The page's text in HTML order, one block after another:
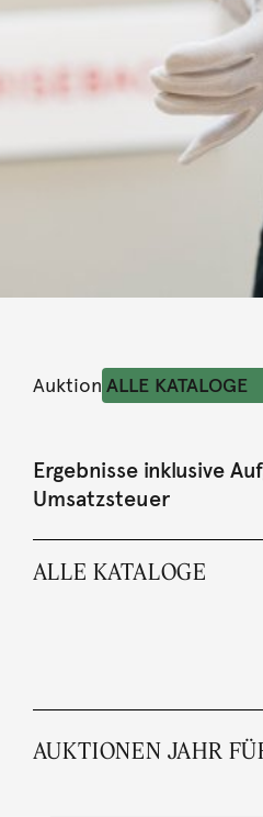
Auktion
Ergebnisse inklusive
Umsatzsteuer
ALLE KATALOGE
AUKTIONEN JAHR